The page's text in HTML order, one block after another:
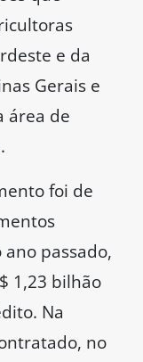
e da
Gerais e
área de
foi de
passado,
1,23 bilhão
Na
no